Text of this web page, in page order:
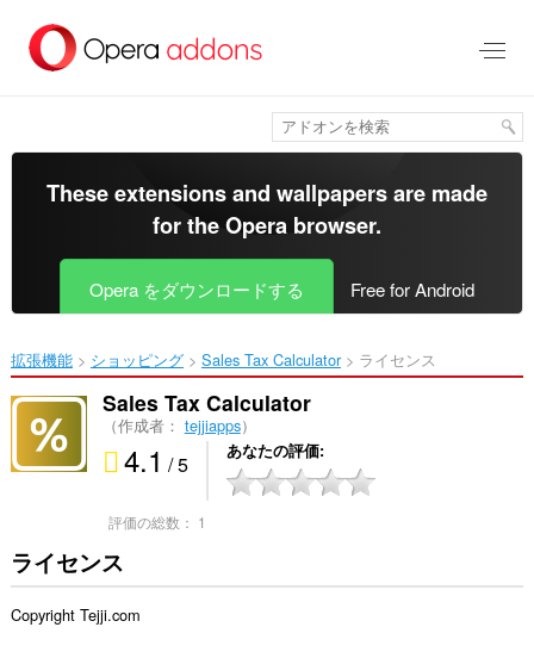
メ
ツ
移
動
These extensions and wallpapers are made
for theOpera browser.
Opera をダウンロードする Free for Android
拡張機能 ショッピング Sales Tax Calculator‎ ライセンス
Sales Tax Calculator
（作成者： tejjiapps）
4.1 / 5 あなたの評価
評価の総数： 1
ライセンス
Copyright Tejji.com